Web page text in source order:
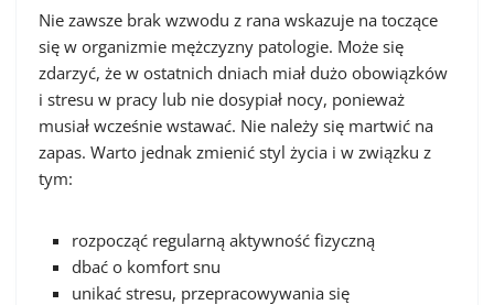
Nie zawsze brak wzwodu z rana wskazuje na toczące
się w organizmie mężczyzny patologie. Może się
zdarzyć, że w ostatnich dniach miał dużo obowiązków
i stresu w pracy lub nie dosypiał nocy, ponieważ
musiał wcześnie wstawać. Nie należy się martwić na
zapas. Warto jednak zmienić styl życia i w związku z
tym:
rozpocząć regularną aktywność fizyczną
dbać o komfort snu
unikać stresu, przepracowywania się